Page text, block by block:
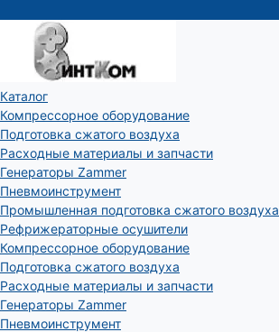
Каталог
Компрессорное оборудование
Подготовка сжатого воздуха
Расходные материалы и запчасти
Генераторы Zammer
Пневмоинструмент
Промышленная подготовка сжатого воздуха
Рефрижераторные осушители
Компрессорное оборудование
Подготовка сжатого воздуха
Расходные материалы и запчасти
Генераторы Zammer
Пневмоинструмент